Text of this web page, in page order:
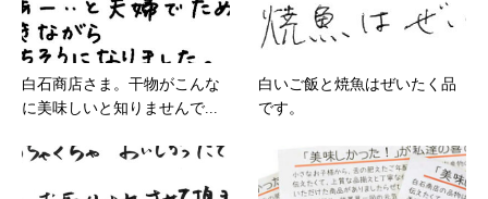
白石商店さま。干物がこんな
に美味しいと知りませんで...
白いご飯と焼魚はぜいたく品
です。